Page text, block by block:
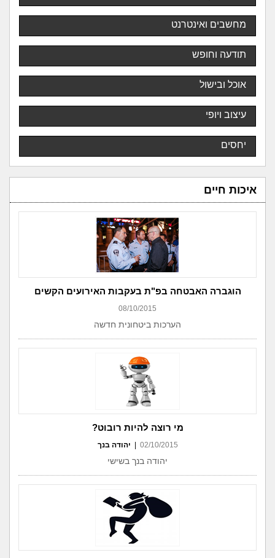
מחשבים ואינטרנט
תודעה וחופש
אוכל ובישול
עיצוב ויופי
יחסים
איכות חיים
הוגברה האבטחה בפ"ת בעקבות האירועים הקשים
08/10/2015
הערכות ביטחונית חדשה
מי רוצה להיות רובוט?
02/10/2015 יהודה בנך
יהודה בנך בשישי